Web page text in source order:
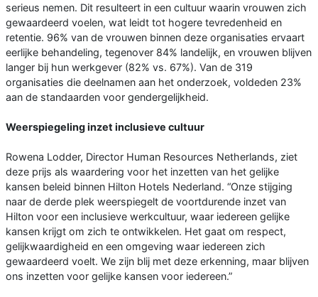
serieus nemen. Dit resulteert in een cultuur waarin vrouwen zich
gewaardeerd voelen, wat leidt tot hogere tevredenheid en
retentie. 96% van de vrouwen binnen deze organisaties ervaart
eerlijke behandeling, tegenover 84% landelijk, en vrouwen blijven
langer bij hun werkgever (82% vs. 67%). Van de 319
organisaties die deelnamen aan het onderzoek, voldeden 23%
aan de standaarden voor gendergelijkheid.
Weerspiegeling inzet inclusieve cultuur
Rowena Lodder, Director Human Resources Netherlands, ziet
deze prijs als waardering voor het inzetten van het gelijke
kansen beleid binnen Hilton Hotels Nederland. “Onze stijging
naar de derde plek weerspiegelt de voortdurende inzet van
Hilton voor een inclusieve werkcultuur, waar iedereen gelijke
kansen krijgt om zich te ontwikkelen. Het gaat om respect,
gelijkwaardigheid en een omgeving waar iedereen zich
gewaardeerd voelt. We zijn blij met deze erkenning, maar blijven
ons inzetten voor gelijke kansen voor iedereen.”